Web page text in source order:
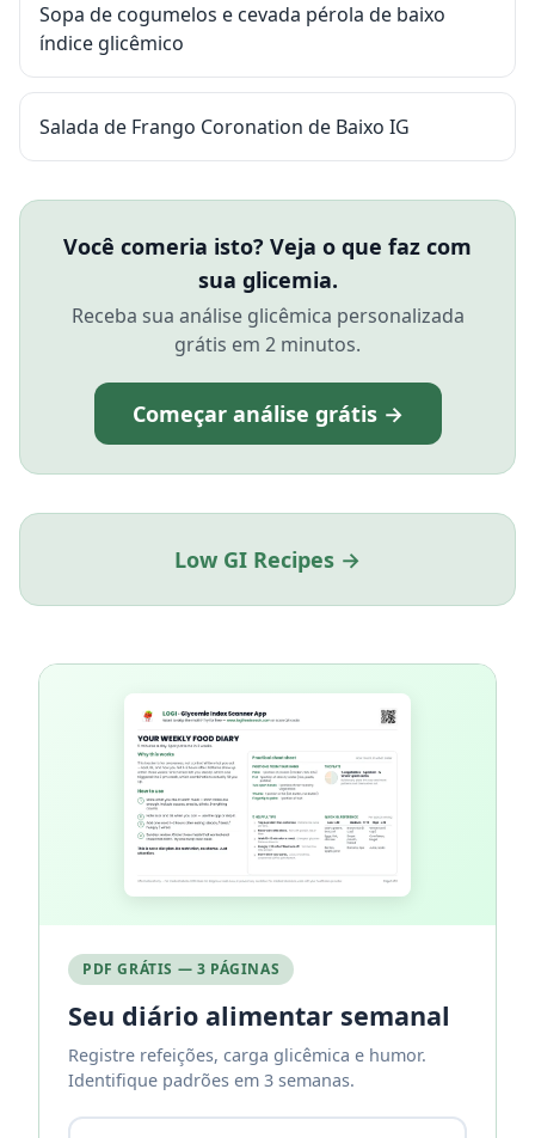
Sopa de cogumelos e cevada pérola de baixo
índice glicêmico
Salada de Frango Coronation de Baixo IG
Você comeria isto? Veja o que faz com
sua glicemia.
Receba sua análise glicêmica personalizada
grátis em 2 minutos.
Começar análise grátis →
Low GI Recipes →
PDF GRÁTIS — 3 PÁGINAS
Seu diário alimentar semanal
Registre refeições, carga glicêmica e humor.
Identifique padrões em 3 semanas.